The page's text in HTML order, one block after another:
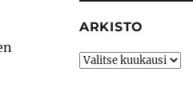
ARKISTO
Arkisto